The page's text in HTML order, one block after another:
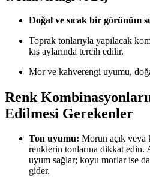
Doğal ve sıcak bir görünüm
Toprak tonlarıyla yapılacak
kış aylarında tercih edilir.
Mor ve kahverengi uyumu,
Renk
Edilmesi Gerekenler
Ton uyumu: Morun açık veya
renklerin tonlarına dikkat edin.
uyum sağlar; koyu morlar ise
gider.